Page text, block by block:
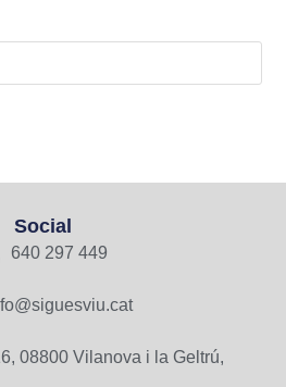
Social
640 297 449
08800 Vilanova i la Geltrú,